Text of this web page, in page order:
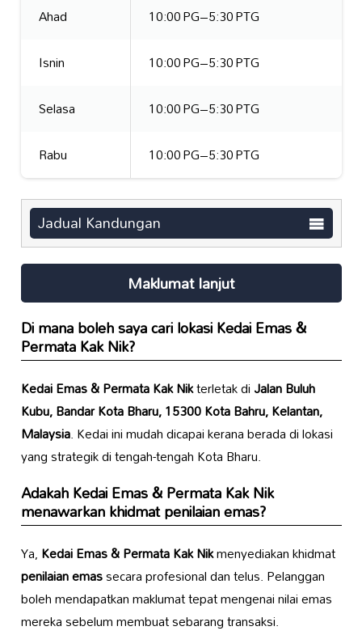
Ahad
10:00 PG–5:30 PTG
Isnin
10:00 PG–5:30 PTG
Selasa
10:00 PG–5:30 PTG
Rabu
10:00 PG–5:30 PTG
Jadual Kandungan
Maklumat lanjut
Di mana boleh saya cari lokasiKedai Emas &
Permata Kak Nik?
Kedai Emas & Permata Kak Nikterletak diJalan Buluh
Kubu, Bandar Kota Bharu, 15300 Kota Bahru, Kelantan,
Malaysia. Kedai ini mudah dicapai kerana berada di lokasi
yang strategik di tengah-tengah Kota Bharu.
AdakahKedai Emas & Permata Kak Nik
menawarkan khidmat penilaian emas?
Ya,Kedai Emas & Permata Kak Nikmenyediakan khidmat
penilaian emassecara profesional dan telus. Pelanggan
boleh mendapatkan maklumat tepat mengenai nilai emas
mereka sebelum membuat sebarang transaksi.